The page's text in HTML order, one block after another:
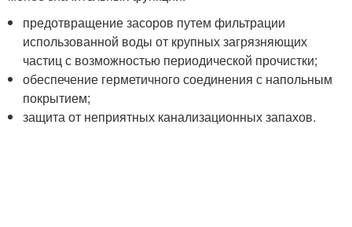
предотвращение засоров путем фильтрации
использованной воды от крупных загрязняющих
частиц с возможностью периодической прочистки;
обеспечение герметичного соединения с напольным
покрытием;
защита от неприятных канализационных запахов.